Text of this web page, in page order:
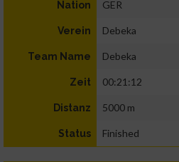
Nation GER
Verein Debeka
Team Name Debeka
Zeit 00:21:12
Distanz 5000 m
Status Finished